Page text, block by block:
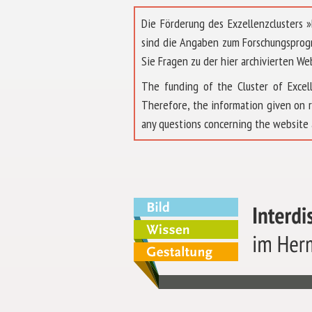
Die Förderung des Exzellenzclusters
sind die Angaben zum
Sie Fragen zu der hier archivierten
The funding of the Cluster of
Therefore, the information given on
any questions concerning the